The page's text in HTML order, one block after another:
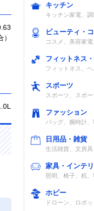
（約3.5
）
（5.5合）
キッチン
キッチン家電、
ビューティ・
コスメ、美容家
フィットネス
フィットネス、
スポーツ
スポーツ、スポ
ファッション
バッグ、腕時計
日用品・雑貨
生活雑貨、文房
家具・インテ
照明、椅子、机
ホビー
ドローン、ロボ